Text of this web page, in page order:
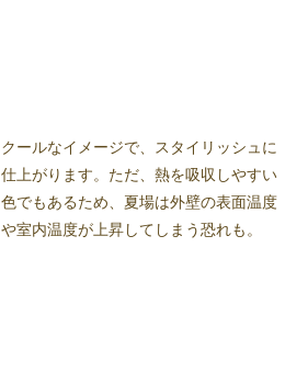
クールなイメージで、スタイリッシュに
仕上がります。ただ、熱を吸収しやすい
色でもあるため、夏場は外壁の表面温度
や室内温度が上昇してしまう恐れも。